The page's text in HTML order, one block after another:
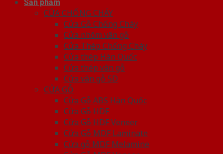
Sản phẩm
CỬA CHỐNG CHÁY
Cửa Gỗ Chống Cháy
Cửa nhôm vân gỗ
Cửa Thép Chống Cháy
Cửa thép Hàn Quốc
Cửa thép vân gỗ
Cửa vân gỗ 5D
CỬA GỖ
Cửa Gỗ ABS Hàn Quốc
Cửa Gỗ HDF
Cửa Gỗ HDF Veneer
Cửa Gỗ MDF Laminate
Cửa gỗ MDF Melamine